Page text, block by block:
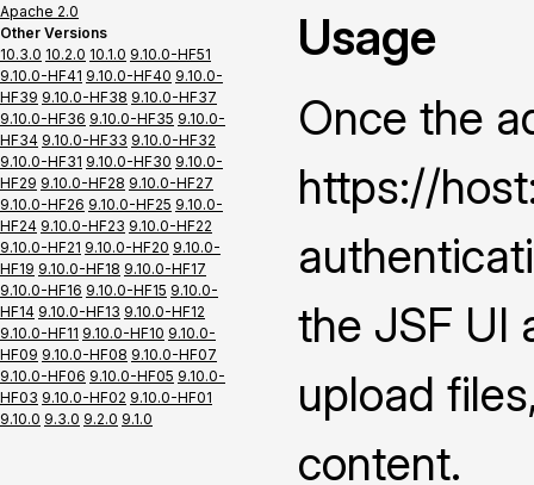
Apache 2.0
Other Versions
10.3.0 10.2.0 10.1.0 9.10.0-HF51
9.10.0-HF41 9.10.0-HF40 9.10.0-
HF39 9.10.0-HF38 9.10.0-HF37
9.10.0-HF36 9.10.0-HF35 9.10.0-
HF34 9.10.0-HF33 9.10.0-HF32
9.10.0-HF31 9.10.0-HF30 9.10.0-
HF29 9.10.0-HF28 9.10.0-HF27
9.10.0-HF26 9.10.0-HF25 9.10.0-
HF24 9.10.0-HF23 9.10.0-HF22
9.10.0-HF21 9.10.0-HF20 9.10.0-
HF19 9.10.0-HF18 9.10.0-HF17
9.10.0-HF16 9.10.0-HF15 9.10.0-
HF14 9.10.0-HF13 9.10.0-HF12
9.10.0-HF11 9.10.0-HF10 9.10.0-
HF09 9.10.0-HF08 9.10.0-HF07
9.10.0-HF06 9.10.0-HF05 9.10.0-
HF03 9.10.0-HF02 9.10.0-HF01
9.10.0 9.3.0 9.2.0 9.1.0
Usage
Once the
https://
the JSF UI
upload
content.